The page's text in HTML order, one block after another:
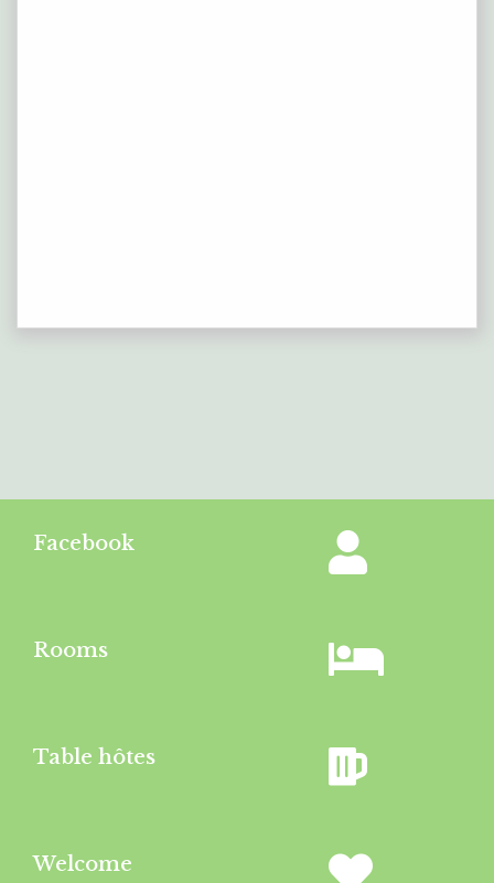
Facebook
Rooms
Table hôtes
Welcome